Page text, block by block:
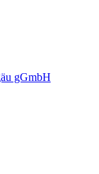
gGmbH